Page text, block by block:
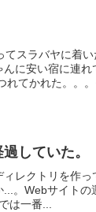
スラバヤに着
に安い宿に連
れてかれた。。
していた。
レクトリを作
。Webサイトの
は一番...